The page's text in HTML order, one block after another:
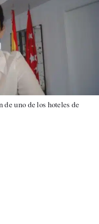
de uno de los hoteles de